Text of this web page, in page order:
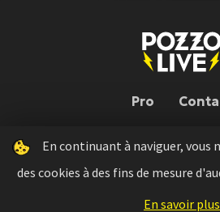
Pro
Pozzo Live © 2026 | Conception : Pozzo
Press kit Règlement concours
En continuant à naviguer, vous
des cookies à des fins de mesure
En savoir plus